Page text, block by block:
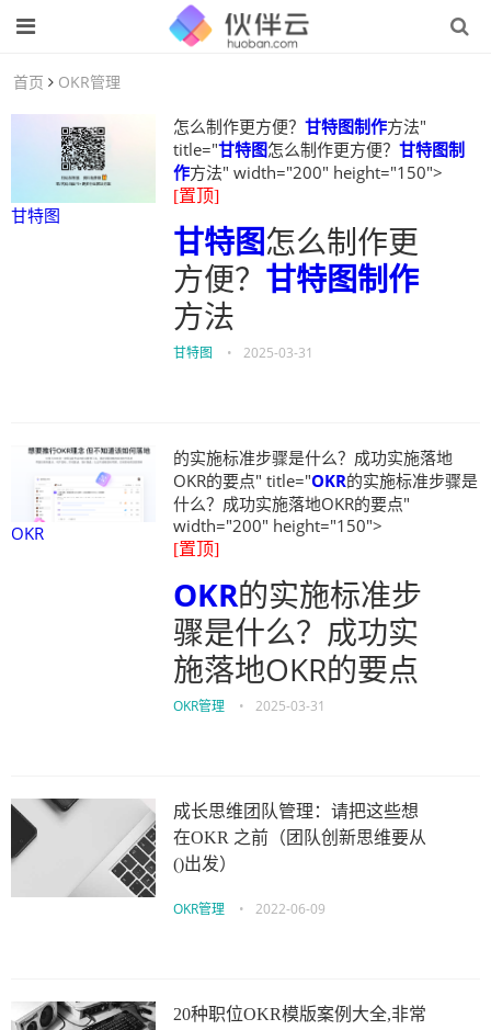
首页 OKR管理
甘特图
怎么制作更方便？ 甘特图制作方法"
title="甘特图怎么制作更方便？ 甘特图制
作方法" width="200" height="150">
[置顶]
甘特图怎么制作更
方便？ 甘特图制作
方法
甘特图 • 2025-03-31
OKR
的实施标准步骤是什么？成功实施落地
OKR的要点" title="OKR的实施标准步骤是
什么？成功实施落地OKR的要点"
width="200" height="150">
[置顶]
OKR的实施标准步
骤是什么？成功实
施落地OKR的要点
OKR管理 • 2025-03-31
成长思维团队管理：请把这些想
在OKR 之前（团队创新思维要从
()出发）
OKR管理 • 2022-06-09
20种职位OKR模版案例大全,非常